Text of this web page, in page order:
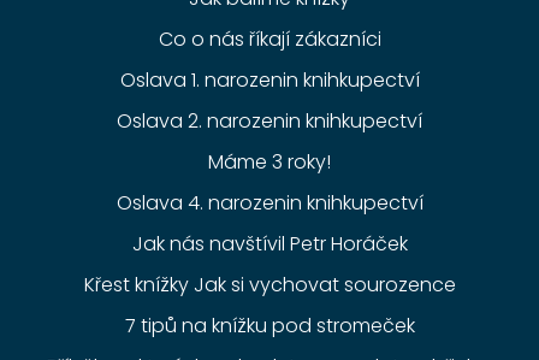
Co o nás říkají zákazníci
Oslava 1. narozenin knihkupectví
Oslava 2. narozenin knihkupectví
Máme 3 roky!
Oslava 4. narozenin knihkupectví
Jak nás navštívil Petr Horáček
Křest knížky Jak si vychovat sourozence
7 tipů na knížku pod stromeček